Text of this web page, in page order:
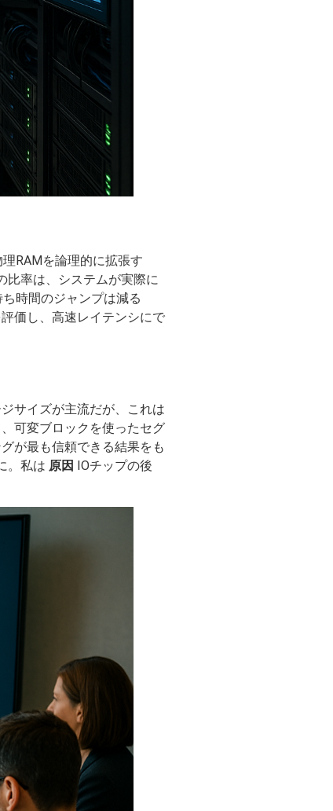
RAMを論理的に拡張す
比率は、システムが実際に
時間のジャンプは減る
価し、高速レイテンシにで
サイズが主流だが、これは
可変ブロックを使ったセグ
が最も信頼できる結果をも
。私は 原因 IOチップの後